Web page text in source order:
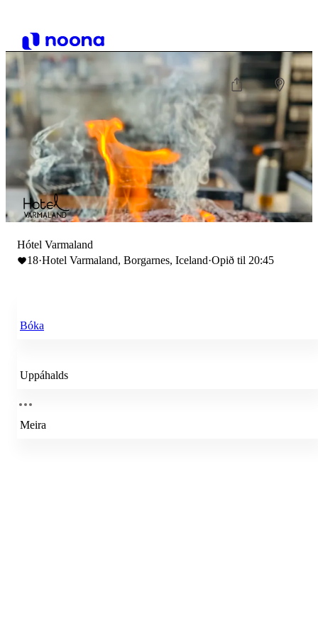
Hótel Varmaland
18·Hotel Varmaland, Borgarnes, Iceland·Opið til 20:45
Bóka
Uppáhalds
Meira